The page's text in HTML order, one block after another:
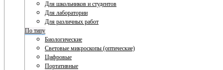
Для школьников и студентов
Для лаборатории
Для различных работ
По типу
Биологические
Световые микроскопы (оптические)
Цифровые
Портативные